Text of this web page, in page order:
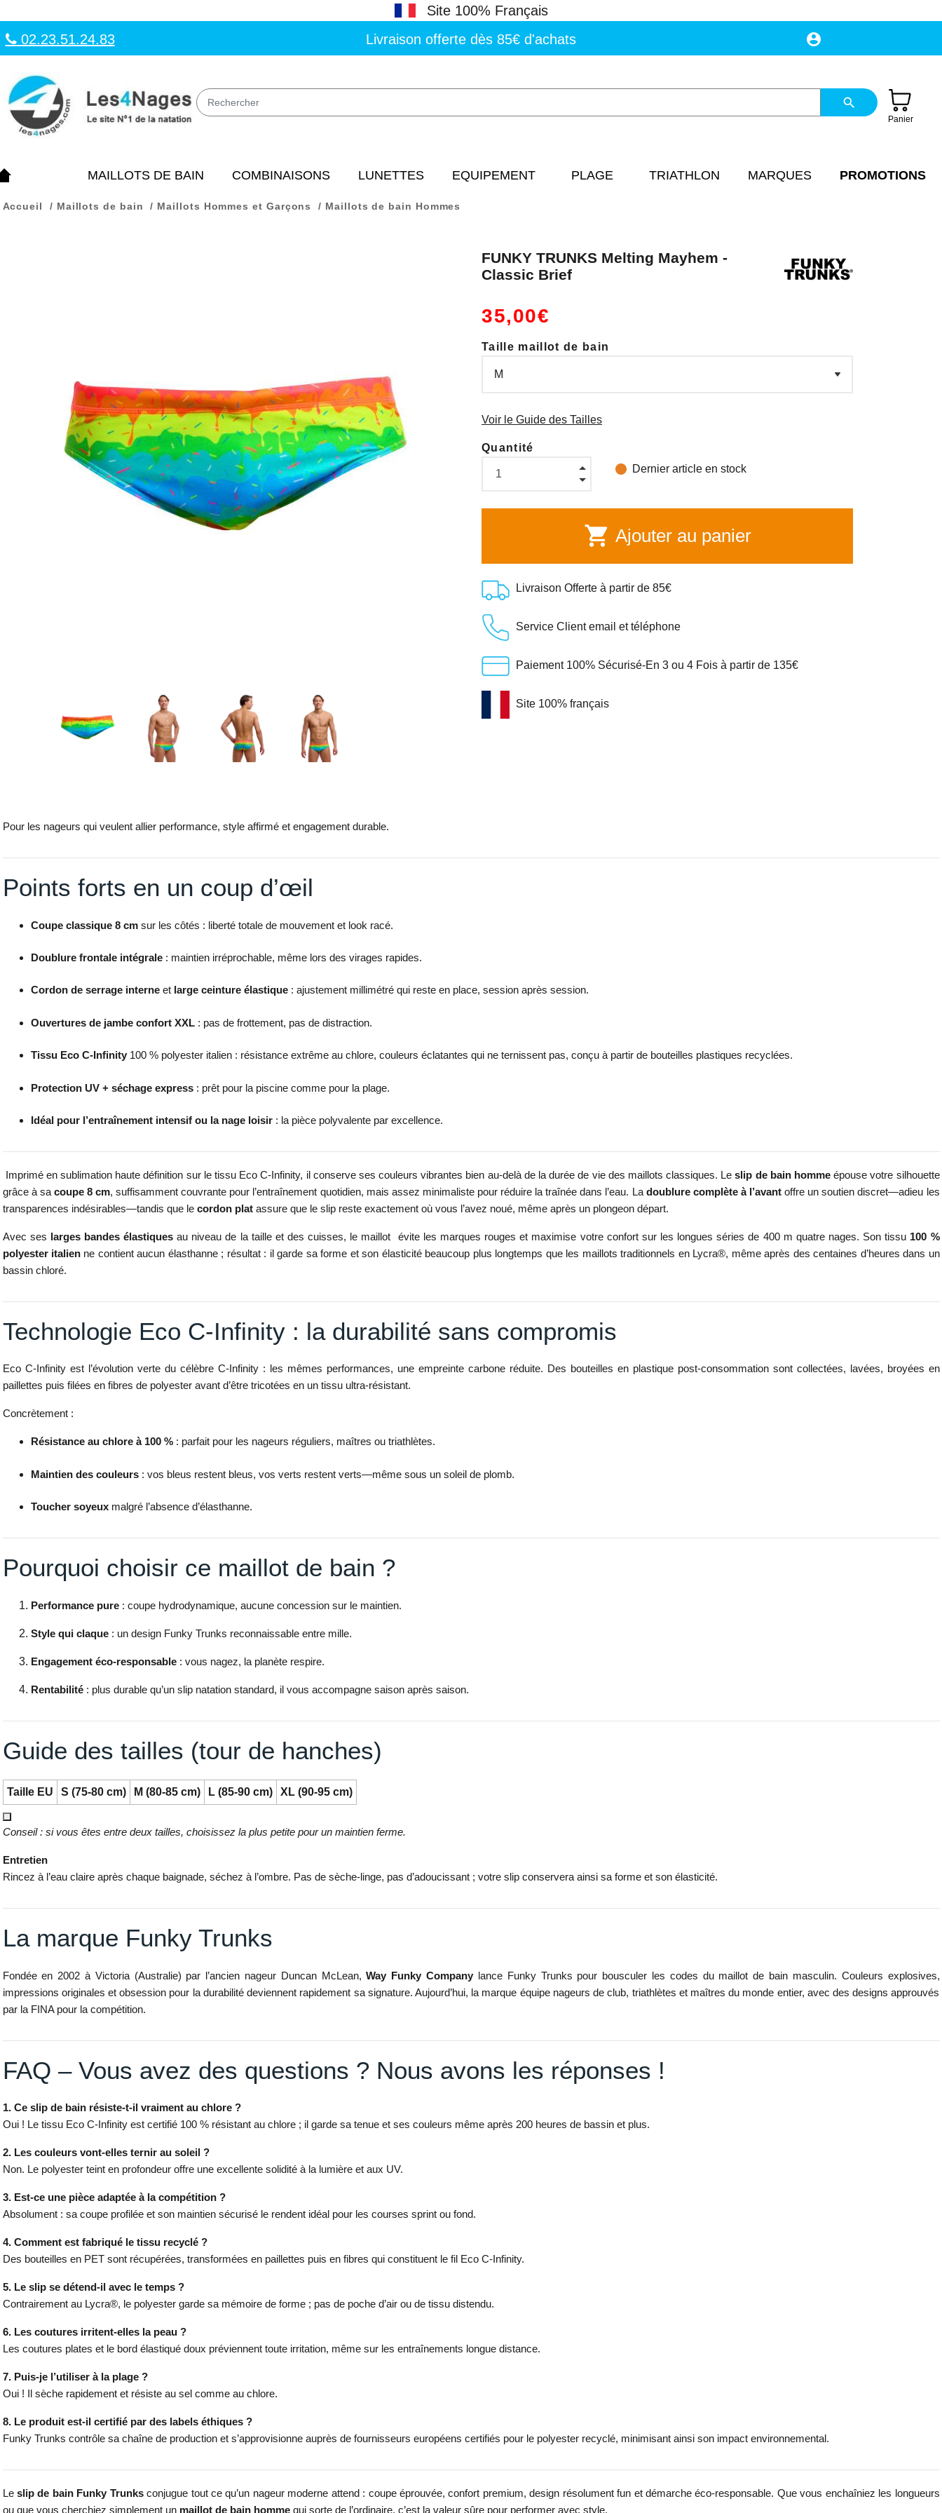
Site 100% Français
02.23.51.24.83
Livraison offerte dès 85€ d'achats account_circle
search
Panier
MAILLOTS DE BAIN COMBINAISONS LUNETTES EQUIPEMENT PLAGE TRIATHLON MARQUES PROMOTIONS
Accueil Maillots de bain Maillots Hommes et Garçons Maillots de bain Hommes
FUNKY TRUNKS Melting Mayhem -
Classic Brief
35,00€
Taille maillot de bain
Voir le Guide des Tailles
Quantité
 Dernier article en stock
shopping_cart Ajouter au panier
Livraison Offerte à partir de 85€
Service Client email et téléphone
Paiement 100% Sécurisé-En 3 ou 4 Fois à partir de 135€
Site 100% français
Pour les nageurs qui veulent allier performance, style affirmé et engagement durable.
Points forts en un coup d’œil
Coupe classique 8 cmsur les côtés : liberté totale de mouvement et look racé.
Doublure frontale intégrale: maintien irréprochable, même lors des virages rapides.
Cordon de serrage interneet large ceinture élastique: ajustement millimétré qui reste en place, session après session.
Ouvertures de jambe confort XXL: pas de frottement, pas de distraction.
Tissu Eco C-Infinity100 % polyester italien : résistance extrême au chlore, couleurs éclatantes qui ne ternissent pas, conçu à partir de bouteilles plastiques recyclées.
Protection UV + séchage express: prêt pour la piscine comme pour la plage.
Idéal pour l’entraînement intensif ou la nage loisir: la pièce polyvalente par excellence.
Imprimé en sublimation haute définition sur le tissu Eco C-Infinity, il conserve ses couleurs vibrantes bien au-delà de la durée de vie des maillots classiques. Leslip de bain hommeépouse votre silhouette
grâce à sa coupe 8 cm, suffisamment couvrante pour l’entraînement quotidien, mais assez minimaliste pour réduire la traînée dans l’eau. La doublure complète à l’avant offre un soutien discret—adieu les
transparences indésirables—tandis que le cordon platassure que le slip reste exactement où vous l’avez noué, même après un plongeon départ.
Avec ses larges bandes élastiques au niveau de la taille et des cuisses, le maillot évite les marques rouges et maximise votre confort sur les longues séries de 400 m quatre nages. Son tissu 100 %
polyester italienne contient aucun élasthanne ; résultat : il garde sa forme et son élasticité beaucoup plus longtemps que les maillots traditionnels en Lycra®, même après des centaines d’heures dans un
bassin chloré.
Technologie Eco C-Infinity : la durabilité sans compromis
Eco C-Infinity est l’évolution verte du célèbre C-Infinity : les mêmes performances, une empreinte carbone réduite. Des bouteilles en plastique post-consommation sont collectées, lavées, broyées en
paillettes puis filées en fibres de polyester avant d’être tricotées en un tissu ultra-résistant.
Concrètement :
Résistance au chlore à 100 %: parfait pour les nageurs réguliers, maîtres ou triathlètes.
Maintien des couleurs: vos bleus restent bleus, vos verts restent verts—même sous un soleil de plomb.
Toucher soyeuxmalgré l’absence d’élasthanne.
Pourquoi choisir ce maillot de bain ?
Performance pure: coupe hydrodynamique, aucune concession sur le maintien.
Style qui claque: un design Funky Trunks reconnaissable entre mille.
Engagement éco-responsable: vous nagez, la planète respire.
Rentabilité: plus durable qu’un slip natation standard, il vous accompagne saison après saison.
Guide des tailles (tour de hanches)
Taille EU S (75-80 cm) M (80-85 cm) L (85-90 cm) XL (90-95 cm)
Conseil : si vous êtes entre deux tailles, choisissez la plus petite pour un maintien ferme.
Entretien
Rincez à l’eau claire après chaque baignade, séchez à l’ombre. Pas de sèche-linge, pas d’adoucissant ; votre slip conservera ainsi sa forme et son élasticité.
La marque Funky Trunks
Fondée en 2002 à Victoria (Australie) par l’ancien nageur Duncan McLean,Way Funky Company lance Funky Trunks pour bousculer les codes du maillot de bain masculin. Couleurs explosives,
impressions originales et obsession pour la durabilité deviennent rapidement sa signature. Aujourd’hui, la marque équipe nageurs de club, triathlètes et maîtres du monde entier, avec des designs approuvés
par la FINA pour la compétition.
FAQ – Vous avez des questions ? Nous avons les réponses !
1. Ce slip de bain résiste-t-il vraiment au chlore ?
Oui ! Le tissu Eco C-Infinity est certifié 100 % résistant au chlore ; il garde sa tenue et ses couleurs même après 200 heures de bassin et plus.
2. Les couleurs vont-elles ternir au soleil ?
Non. Le polyester teint en profondeur offre une excellente solidité à la lumière et aux UV.
3. Est-ce une pièce adaptée à la compétition ?
Absolument : sa coupe profilée et son maintien sécurisé le rendent idéal pour les courses sprint ou fond.
4. Comment est fabriqué le tissu recyclé ?
Des bouteilles en PET sont récupérées, transformées en paillettes puis en fibres qui constituent le fil Eco C-Infinity.
5. Le slip se détend-il avec le temps ?
Contrairement au Lycra®, le polyester garde sa mémoire de forme ; pas de poche d’air ou de tissu distendu.
6. Les coutures irritent-elles la peau ?
Les coutures plates et le bord élastiqué doux préviennent toute irritation, même sur les entraînements longue distance.
7. Puis-je l’utiliser à la plage ?
Oui ! Il sèche rapidement et résiste au sel comme au chlore.
8. Le produit est-il certifié par des labels éthiques ?
Funky Trunks contrôle sa chaîne de production et s’approvisionne auprès de fournisseurs européens certifiés pour le polyester recyclé, minimisant ainsi son impact environnemental.
Le slip de bain Funky Trunksconjugue tout ce qu’un nageur moderne attend : coupe éprouvée, confort premium, design résolument fun et démarche éco-responsable. Que vous enchaîniez les longueurs
ou que vous cherchiez simplement un maillot de bain hommequi sorte de l’ordinaire, c’est la valeur sûre pour performer avec style.